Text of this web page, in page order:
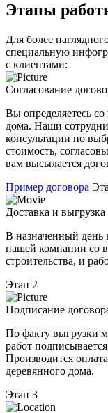
Этапы
Для более
специальную
с клиентами:
Согласование
Вы определяетесь
дома. Наши
консультации по
стоимость,
вам высылается
Пример договора
Доставка и выгрузка
В назначенный день
нашей компании со
строительства, и
Этап 2
Подписание
По факту выгрузки
работ
Производится
деревянного дома.
Этап 3